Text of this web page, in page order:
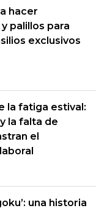
hacer
y palillos para
exclusivos
la fatiga estival:
la falta de
el
una historia